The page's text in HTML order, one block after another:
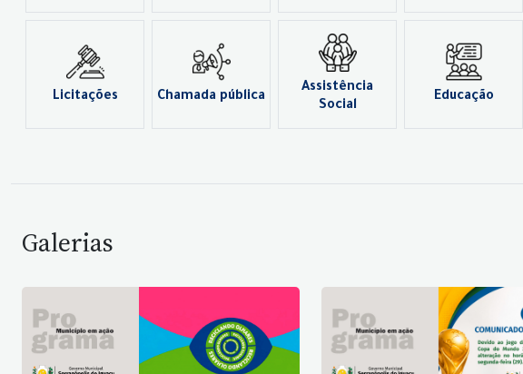
Licitações Chamada pública
Assistência
Social
Educação
Galerias